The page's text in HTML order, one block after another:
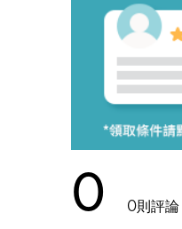
水楊酸是一種
與痘痘；而維
毛孔粗大等老
是因為加速代
續搭配使用。
Q8：水楊酸
肌膚在沒有使
主因。基本上
容易被紫外線破
0 0則評論